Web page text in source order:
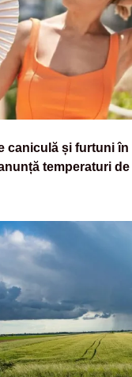
caniculă și furtuni în
temperaturi de